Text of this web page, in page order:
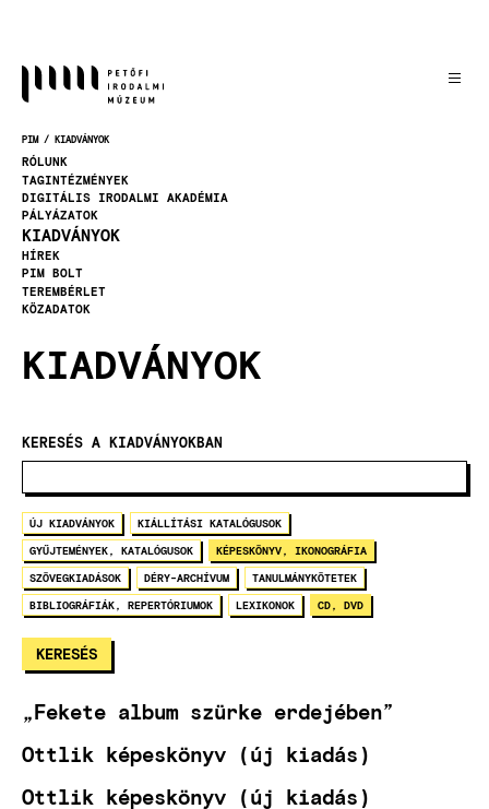
MORZSA
PIM KIADVÁNYOK
RÓLUNK
TAGINTÉZMÉNYEK
DIGITÁLIS IRODALMI AKADÉMIA
PÁLYÁZATOK
KIADVÁNYOK
HÍREK
PIM BOLT
TEREMBÉRLET
KÖZADATOK
KIADVÁNYOK
KERESÉS A KIADVÁNYOKBAN
ÚJ KIADVÁNYOK KIÁLLÍTÁSI KATALÓGUSOK
GYŰJTEMÉNYEK, KATALÓGUSOK KÉPESKÖNYV, IKONOGRÁFIA
SZÖVEGKIADÁSOK DÉRY-ARCHÍVUM TANULMÁNYKÖTETEK
BIBLIOGRÁFIÁK, REPERTÓRIUMOK LEXIKONOK CD, DVD
„Fekete album szürke erdejében”
Ottlik képeskönyv (új kiadás)
Ottlik képeskönyv (új kiadás)